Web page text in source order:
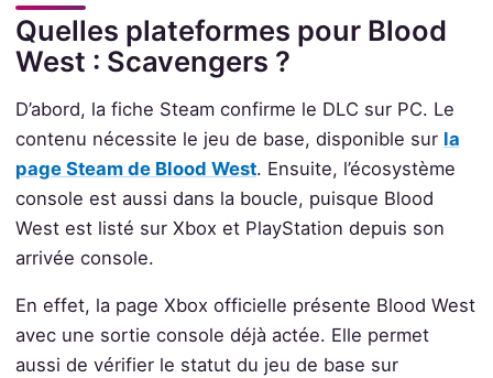
Quelles plateformes pour Blood
West : Scavengers ?
D’abord, la fiche Steam confirme le DLC sur PC. Le
contenu nécessite le jeu de base, disponible sur la
page Steam de Blood West. Ensuite, l’écosystème
console est aussi dans la boucle, puisque Blood
West est listé sur Xbox et PlayStation depuis son
arrivée console.
En effet, la page Xbox officielle présente Blood West
avec une sortie console déjà actée. Elle permet
aussi de vérifier le statut du jeu de base sur